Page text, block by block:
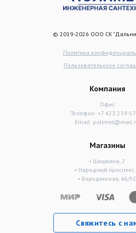
© 2019-2026 ООО СК
Политика
Пользовательское
Компания
Офис
Телефон: +7 423 239-
Email:
Магазины
• Шишкина, 2
• Народный проспект,
• Бородинская, 46/50
Свяжитесь с